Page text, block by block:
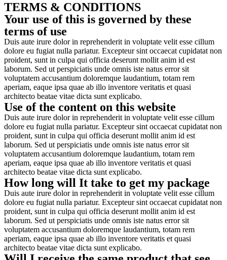
TERMS & CONDITIONS
Your use of this is governed by these
terms of use
Duis aute irure dolor in reprehenderit in voluptate velit esse cillum
dolore eu fugiat nulla pariatur. Excepteur sint occaecat cupidatat non
proident, sunt in culpa qui officia deserunt mollit anim id est
laborum. Sed ut perspiciatis unde omnis iste natus error sit
voluptatem accusantium doloremque laudantium, totam rem
aperiam, eaque ipsa quae ab illo inventore veritatis et quasi
architecto beatae vitae dicta sunt explicabo.
Use of the content on this website
Duis aute irure dolor in reprehenderit in voluptate velit esse cillum
dolore eu fugiat nulla pariatur. Excepteur sint occaecat cupidatat non
proident, sunt in culpa qui officia deserunt mollit anim id est
laborum. Sed ut perspiciatis unde omnis iste natus error sit
voluptatem accusantium doloremque laudantium, totam rem
aperiam, eaque ipsa quae ab illo inventore veritatis et quasi
architecto beatae vitae dicta sunt explicabo.
How long will It take to get my package
Duis aute irure dolor in reprehenderit in voluptate velit esse cillum
dolore eu fugiat nulla pariatur. Excepteur sint occaecat cupidatat non
proident, sunt in culpa qui officia deserunt mollit anim id est
laborum. Sed ut perspiciatis unde omnis iste natus error sit
voluptatem accusantium doloremque laudantium, totam rem
aperiam, eaque ipsa quae ab illo inventore veritatis et quasi
architecto beatae vitae dicta sunt explicabo.